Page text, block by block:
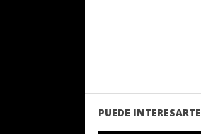
PUEDE INTERESARTE